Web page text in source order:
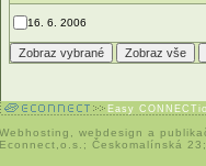
16. 6. 2006
Easy
Webhosting webdesign a
Econnect,o.s.; Českomalínská